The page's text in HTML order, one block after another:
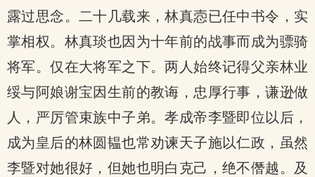
露过思念。二十几载来，林真悫已任中书令，实
掌相权。林真琰也因为十年前的战事而成为骠骑
将军。仅在大将军之下。两人始终记得父亲林业
绥与阿娘谢宝因生前的教诲，忠厚行事，谦逊做
人，严厉管束族中子弟。孝成帝李暨即位以后，
成为皇后的林圆韫也常劝谏天子施以仁政，虽然
李暨对她很好，但她也明白克己，绝不僭越。及